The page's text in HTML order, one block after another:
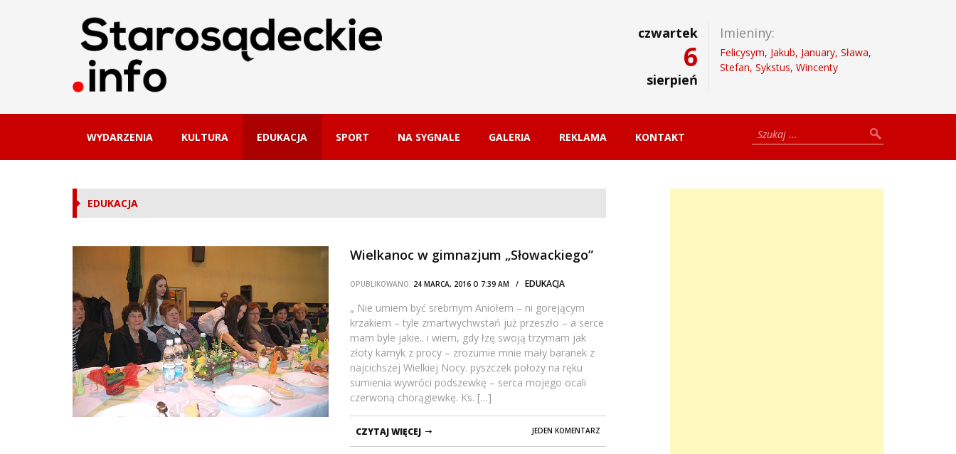
czwartek
6
sierpień
Imieniny:
Felicysym, Jakub, January, Sława,
Stefan, Sykstus, Wincenty
WYDARZENIA KULTURA EDUKACJA SPORT NA SYGNALE GALERIA REKLAMA KONTAKT
EDUKACJA
Wielkanoc w gimnazjum „Słowackiego”
OPUBLIKOWANO: 24 MARCA, 2016 O 7:39 AM / EDUKACJA
„ Nie umiem być srebrnym Aniołem – ni gorejącym
krzakiem – tyle zmartwychwstań już przeszło – a serce
mam byle jakie.. i wiem, gdy łzę swoją trzymam jak
złoty kamyk z procy – zrozumie mnie mały baranek z
najcichszej Wielkiej Nocy. pyszczek położy na ręku
sumienia wywróci podszewkę – serca mojego ocali
czerwoną chorągiewkę. Ks. […]
JEDEN KOMENTARZ
CZYTAJ WIĘCEJ